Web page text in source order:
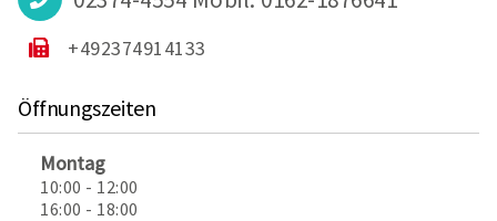
+492374914133
Öffnungszeiten
Montag
10:00 - 12:00
16:00 - 18:00